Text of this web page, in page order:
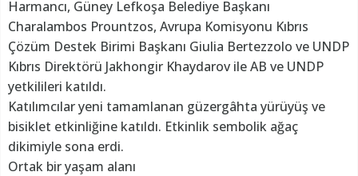
Harmancı, Güney Lefkoşa Belediye Başkanı
Charalambos Prountzos, Avrupa Komisyonu Kıbrıs
Çözüm Destek Birimi Başkanı Giulia Bertezzolo ve UNDP
Kıbrıs Direktörü Jakhongir Khaydarov ile AB ve UNDP
yetkilileri katıldı.
Katılımcılar yeni tamamlanan güzergâhta yürüyüş ve
bisiklet etkinliğine katıldı. Etkinlik sembolik ağaç
dikimiyle sona erdi.
Ortak bir yaşam alanı